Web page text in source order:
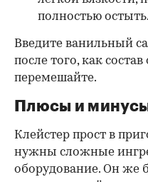
полностью остыть.
Введите ванильный
после того, как
перемешайте.
Плюсы и
Клейстер прост в
нужны сложные
оборудование. Он же